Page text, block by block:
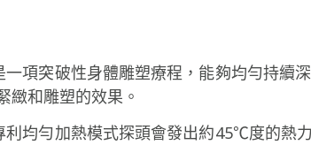
項突破性身體雕塑療程，能夠均勻持續
緻和雕塑的效果。
均勻加熱模式探頭會發出約45℃度的熱